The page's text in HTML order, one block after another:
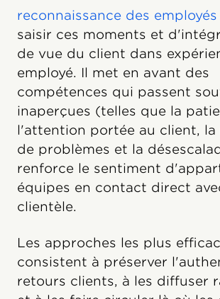
reconnaissance des employés
saisir ces moments et
de vue du client dans
employé. Il met en avant des
compétences qui passent
inaperçues (telles que la
l'attention portée au client, la
de problèmes et la
renforce le sentiment
équipes en contact direct
clientèle.
Les approches les plus
consistent à préserver
retours clients, à les diffuser